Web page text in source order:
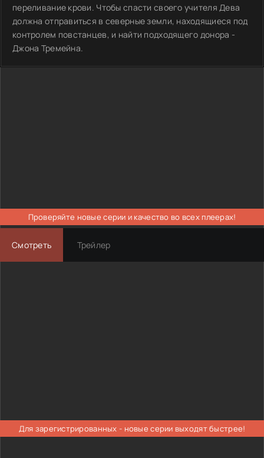
переливание крови. Чтобы спасти своего учителя Дева
должна отправиться в северные земли, находящиеся под
контролем повстанцев, и найти подходящего донора -
Джона Тремейна.
Проверяйте новые серии и качество во всех плеерах!
Смотреть Трейлер
Для зарегистрированных - новые серии выходят быстрее!